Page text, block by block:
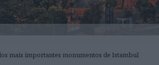
mais importantes monumentos de Istambul